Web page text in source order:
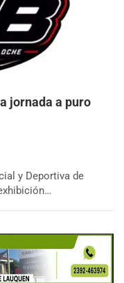
jornada a puro
y Deportiva de